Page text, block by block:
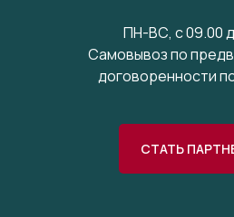
ПН-ВС, с 09.00
Самовывоз по
договоренности
СТАТЬ